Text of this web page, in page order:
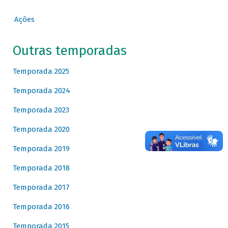
Ações
Outras temporadas
Temporada 2025
Temporada 2024
Temporada 2023
Temporada 2020
Temporada 2019
Temporada 2018
Temporada 2017
Temporada 2016